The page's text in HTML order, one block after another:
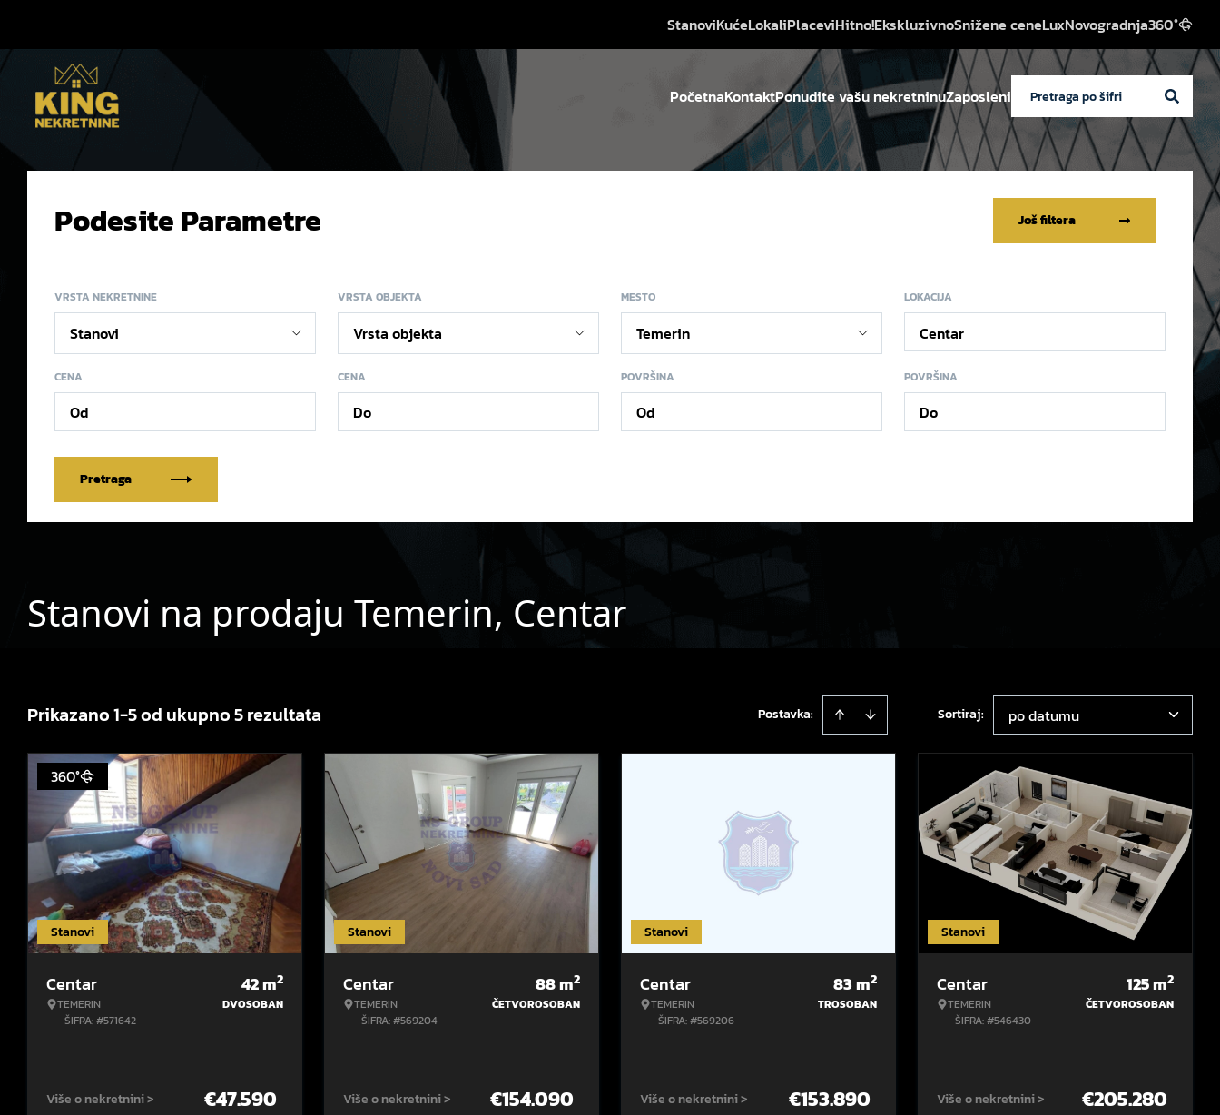
StanoviKućeLokaliPlaceviHitno!EkskluzivnoSnižene ceneLuxNovogradnja360°
PočetnaKontaktPonudite vašu nekretninuZaposleni
Podesite Parametre Još filtera
VRSTA NEKRETNINE VRSTA OBJEKTA MESTO LOKACIJA
Centar
CENA CENA POVRŠINA POVRŠINA
Pretraga
Stanovi na prodaju Temerin, Centar
Prikazano 1-5 od ukupno 5 rezultata Postavka: Sortiraj: po datumu
Stanovi
360°
Centar
TEMERIN
ŠIFRA: #571642
42m2
DVOSOBAN
Više o nekretnini > €47.590
Stanovi
Centar
TEMERIN
ŠIFRA: #569204
88m2
ČETVOROSOBAN
Više o nekretnini > €154.090
Stanovi
Centar
TEMERIN
ŠIFRA: #569206
83m2
TROSOBAN
Više o nekretnini > €153.890
Stanovi
Centar
TEMERIN
ŠIFRA: #546430
125m2
ČETVOROSOBAN
Više o nekretnini > €205.280